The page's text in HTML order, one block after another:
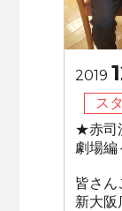
2019
ス
★赤司
劇場編
皆さん
新大阪